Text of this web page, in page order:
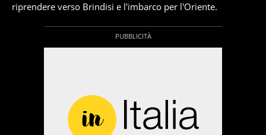
riprendere verso Brindisi e l'imbarco per l'Oriente.